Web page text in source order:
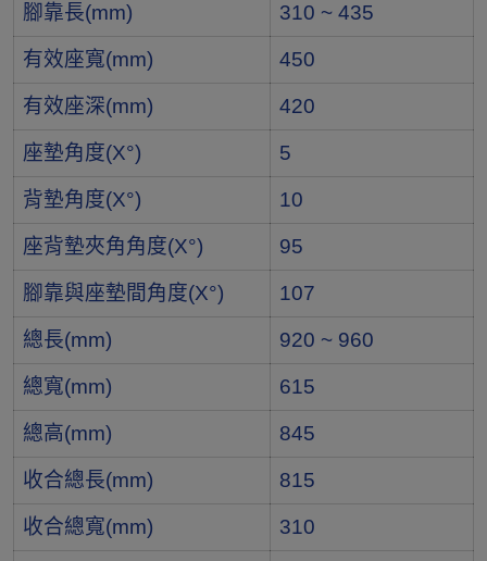
腳靠長(mm) 310 ~ 435
有效座寬(mm) 450
有效座深(mm) 420
座墊角度(X°) 5
背墊角度(X°) 10
座背墊夾角角度(X°) 95
腳靠與座墊間角度(X°) 107
總長(mm) 920 ~ 960
總寬(mm) 615
總高(mm) 845
收合總長(mm) 815
收合總寬(mm) 310